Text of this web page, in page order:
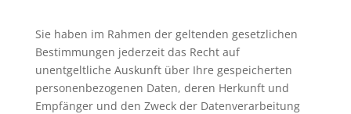
Sie haben im Rahmen der geltenden gesetzlichen
Bestimmungen jederzeit das Recht auf
unentgeltliche Auskunft über Ihre gespeicherten
personenbezogenen Daten, deren Herkunft und
Empfänger und den Zweck der Datenverarbeitung